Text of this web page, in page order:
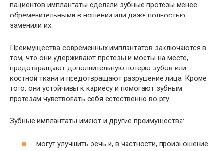
пациентов имплантаты сделали зубные протезы менее
обременительными в ношении или даже полностью
заменили их.
Преимущества современных имплантатов заключаются в
том, что они удерживают протезы и мосты на месте,
предотвращают дополнительную потерю зубов или
костной ткани и предотвращают разрушение лица. Кроме
того, они устойчивы к кариесу и помогают зубным
протезам чувствовать себя естественно во рту.
Зубные имплантаты имеют и другие преимущества:
могут улучшить речь и, в частности, произношение